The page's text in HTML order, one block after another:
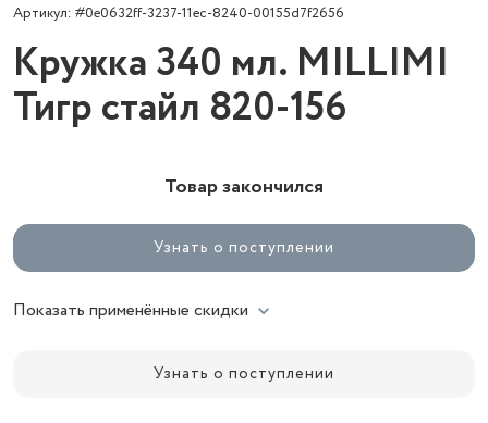
Артикул: #0e0632ff-3237-11ec-8240-00155d7f2656
Кружка 340 мл. MILLIMI
Тигр стайл 820-156
Товар закончился
Узнать о поступлении
Показать применённые скидки
Узнать о поступлении